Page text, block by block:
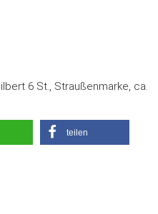
6 St., Straußenmarke, ca.
teilen